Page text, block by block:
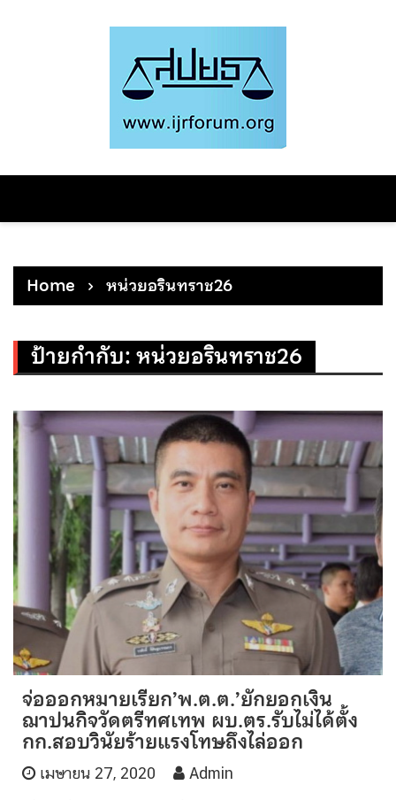
Home หน่วยอรินทราช26
ป้ายกำกับ:หน่วยอรินทราช26
จ่อออกหมายเรียก’พ.ต.ต.’ยักยอกเงิน
ฌาปนกิจวัดตรีทศเทพ ผบ.ตร.รับไม่ได้ตั้ง
กก.สอบวินัยร้ายแรงโทษถึงไล่ออก
เมษายน 27, 2020 Admin